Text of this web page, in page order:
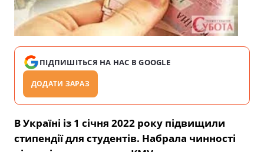
ПІДПИШІТЬСЯ НА НАС В GOOGLE
ДОДАТИ ЗАРАЗ
В Україні із 1 січня 2022 року підвищили
стипендії для студентів. Набрала чинності